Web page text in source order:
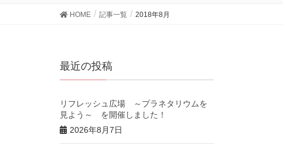
HOME 記事一覧 2018年8月
最近の投稿
リフレッシュ広場 ～プラネタリウムを
見よう～ を開催しました！
2026年8月7日